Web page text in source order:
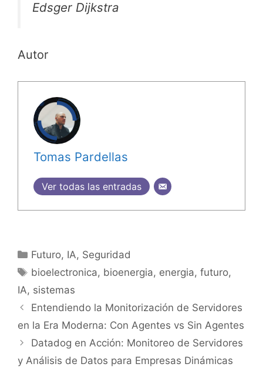
Edsger Dijkstra
Autor
Tomas Pardellas
Ver todas las entradas
Categorías
Futuro, IA, Seguridad
Etiquetas
bioelectronica, bioenergia, energia,futuro,
IA, sistemas
Entendiendo la Monitorización de Servidores
en la Era Moderna: Con Agentes vs Sin Agentes
Datadog en Acción: Monitoreo de Servidores
y Análisis de Datos para Empresas Dinámicas